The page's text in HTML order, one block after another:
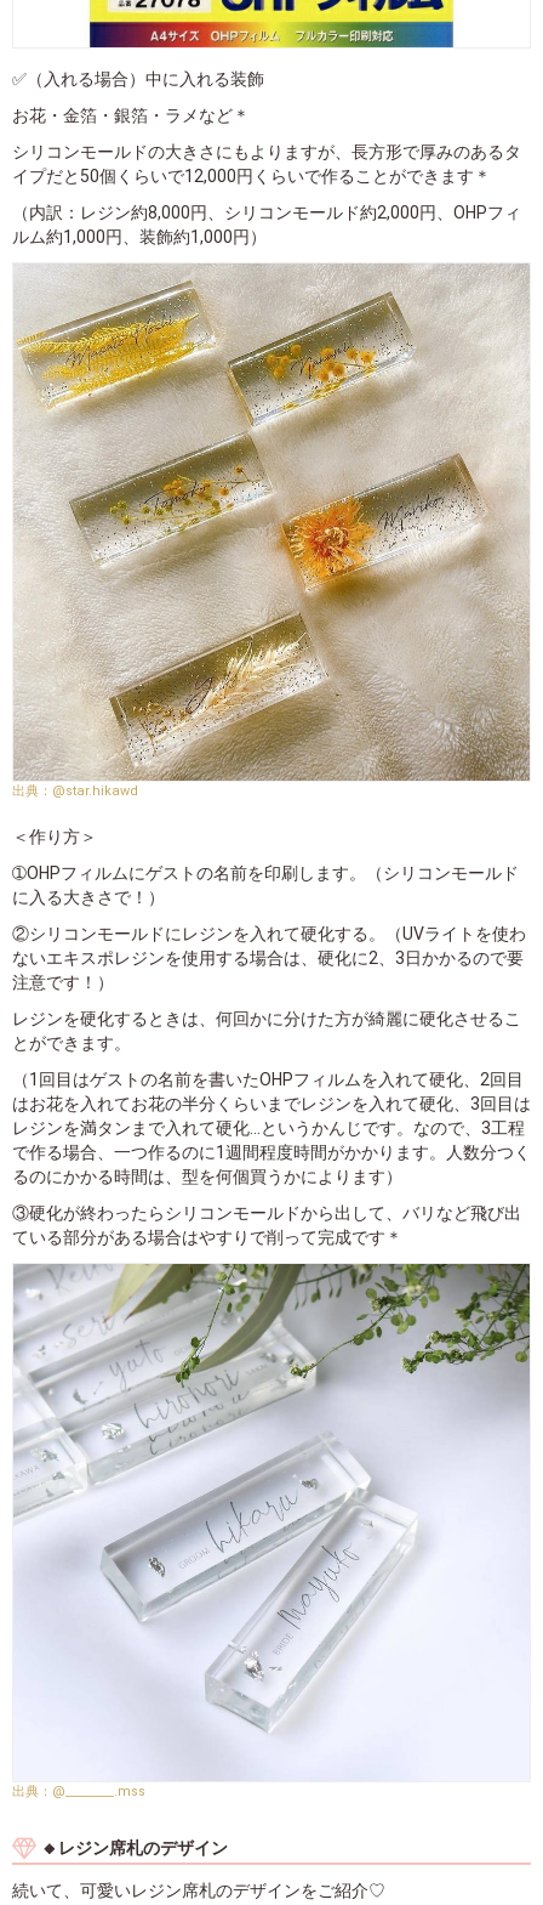
✅（入れる場合）中に入れる装飾
お花・金箔・銀箔・ラメなど＊
シリコンモールドの大きさにもよりますが、長方形で厚みのあるタ
イプだと50個くらいで12,000円くらいで作ることができます＊
（内訳：レジン約8,000円、シリコンモールド約2,000円、OHPフィ
ルム約1,000円、装飾約1,000円）
@star.hikawd
＜作り方＞
➀OHPフィルムにゲストの名前を印刷します。（シリコンモールド
に入る大きさで！）
②シリコンモールドにレジンを入れて硬化する。（UVライトを使わ
ないエキスポレジンを使用する場合は、硬化に2、3日かかるので要
注意です！）
レジンを硬化するときは、何回かに分けた方が綺麗に硬化させるこ
とができます。
（1回目はゲストの名前を書いたOHPフィルムを入れて硬化、2回目
はお花を入れてお花の半分くらいまでレジンを入れて硬化、3回目は
レジンを満タンまで入れて硬化...というかんじです。なので、3工程
で作る場合、一つ作るのに1週間程度時間がかかります。人数分つく
るのにかかる時間は、型を何個買うかによります）
③硬化が終わったらシリコンモールドから出して、バリなど飛び出
ている部分がある場合はやすりで削って完成です＊
@________.mss
🔸レジン席札のデザイン
続いて、可愛いレジン席札のデザインをご紹介♡